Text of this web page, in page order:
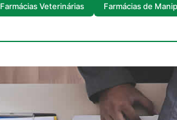
Farmácias Veterinárias Farmácias de